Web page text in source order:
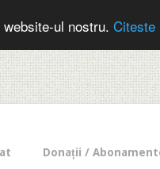
ul nostru. Citeste
Donații /